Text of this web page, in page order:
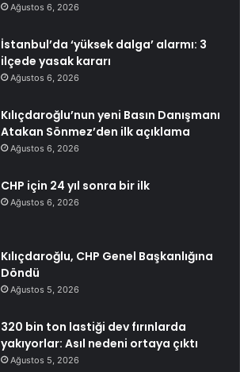
Ağustos 6, 2026
İstanbul’da ‘yüksek dalga’ alarmı: 3
ilçede yasak kararı
Ağustos 6, 2026
Kılıçdaroğlu’nun yeni Basın Danışmanı
Atakan Sönmez’den ilk açıklama
Ağustos 6, 2026
CHP için 24 yıl sonra bir ilk
Ağustos 6, 2026
Kılıçdaroğlu, CHP Genel Başkanlığına
Döndü
Ağustos 5, 2026
320 bin ton lastiği dev fırınlarda
yakıyorlar: Asıl nedeni ortaya çıktı
Ağustos 5, 2026